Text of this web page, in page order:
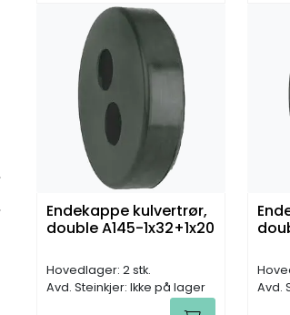
Endekappe kulvertrør,
double A145-1x32+1x20
Hovedlager: 2 stk.
Avd. Steinkjer: Ikke på lager
Avd.